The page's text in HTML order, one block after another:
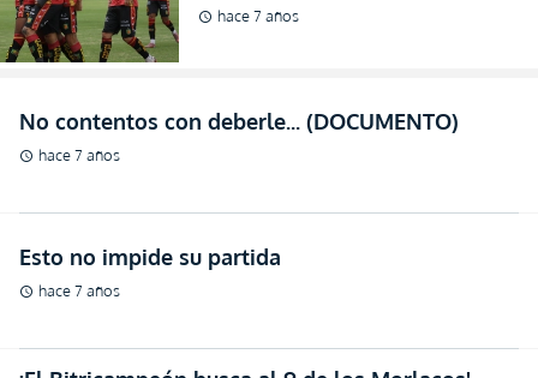
schedule hace 7 años
No contentos con deberle... (DOCUMENTO)
schedule hace 7 años
Esto no impide su partida
schedule hace 7 años